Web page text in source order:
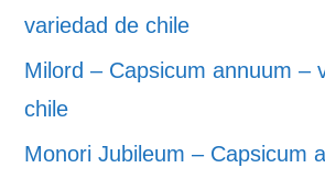
variedad de chile
Milord – Capsicum annuum –
chile
Monori Jubileum – Capsicum